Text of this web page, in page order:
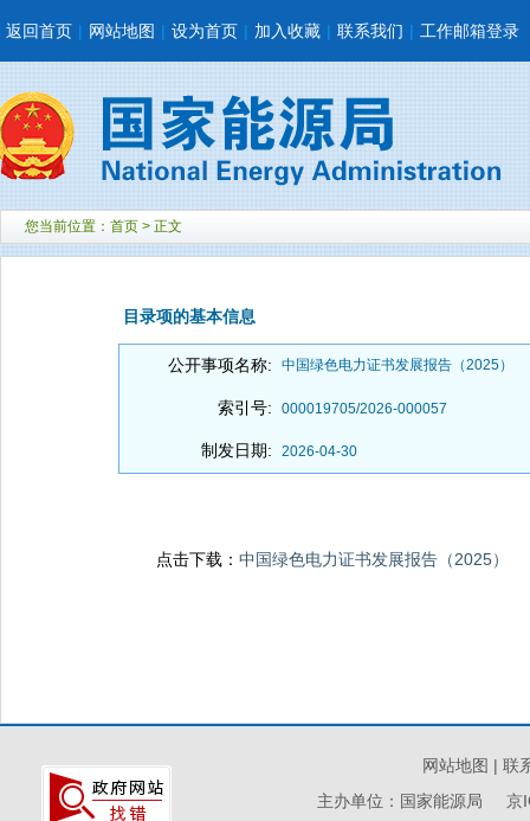
返回首页 | 网站地图 | 设为首页 | 加入收藏 | 联系我们 | 工作邮箱登录
您当前位置： 首页 > 正文
目录项的基本信息
公开事项名称: 中国绿色电力证书发展报告（2025）
索引号: 000019705/2026-000057
制发日期: 2026-04-30
点击下载： 中国绿色电力证书发展报告（2025）